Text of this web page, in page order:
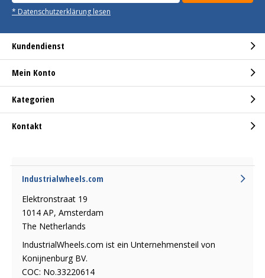
* Datenschutzerklärung lesen
Kundendienst
Mein Konto
Kategorien
Kontakt
Industrialwheels.com
Elektronstraat 19
1014 AP, Amsterdam
The Netherlands
IndustrialWheels.com ist ein Unternehmensteil von
Konijnenburg BV.
COC: No.33220614